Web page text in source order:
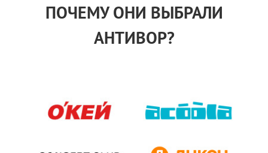
ПОЧЕМУ ОНИ ВЫБРАЛИ
АНТИВОР?